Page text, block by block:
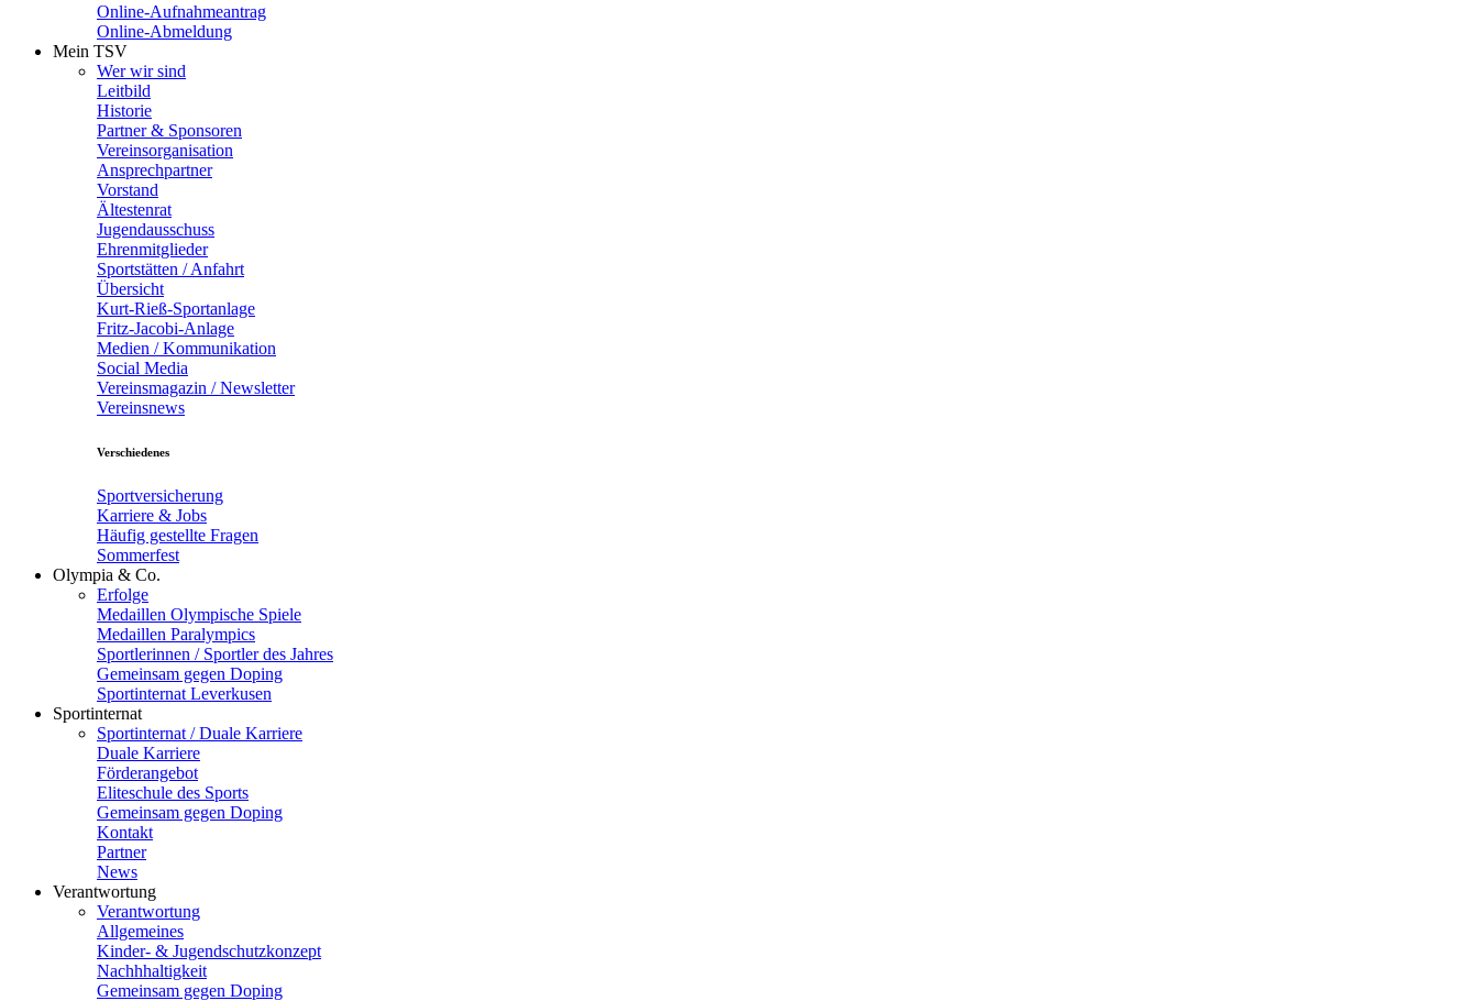
Online-Aufnahmeantrag
Online-Abmeldung
Mein TSV
Wer wir sind
Leitbild
Historie
Partner & Sponsoren
Vereinsorganisation
Ansprechpartner
Vorstand
Ältestenrat
Jugendausschuss
Ehrenmitglieder
Sportstätten / Anfahrt
Übersicht
Kurt-Rieß-Sportanlage
Fritz-Jacobi-Anlage
Medien / Kommunikation
Social Media
Vereinsmagazin / Newsletter
Vereinsnews
Verschiedenes
Sportversicherung
Karriere & Jobs
Häufig gestellte Fragen
Sommerfest
Olympia & Co.
Erfolge
Medaillen Olympische Spiele
Medaillen Paralympics
Sportlerinnen / Sportler des Jahres
Gemeinsam gegen Doping
Sportinternat Leverkusen
Sportinternat
Sportinternat / Duale Karriere
Duale Karriere
Förderangebot
Eliteschule des Sports
Gemeinsam gegen Doping
Kontakt
Partner
News
Verantwortung
Verantwortung
Allgemeines
Kinder- & Jugendschutzkonzept
Nachhhaltigkeit
Gemeinsam gegen Doping